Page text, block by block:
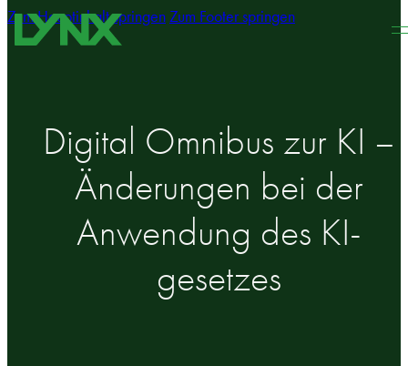
Zum Hauptinhalt springenZum Footer springen
Digital Omnibus zur KI –
Änderungen bei der
Anwendung des KI-
gesetzes